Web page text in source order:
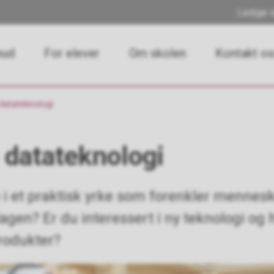
Ledige
For elever Om skolen Kontakt
et praktisk yrke som forenkler
Er du interessert i ny teknologi og